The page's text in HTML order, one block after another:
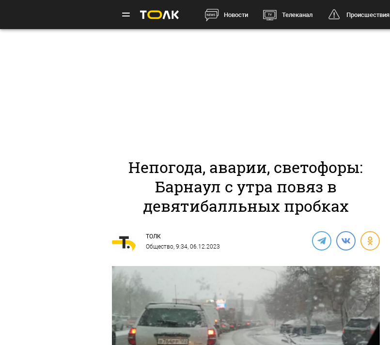
Новости Телеканал Происшествия
Непогода, аварии, светофоры:
Барнаул с утра повяз в
девятибалльных пробках
ТОЛК
Общество, 9:34, 06.12.2023